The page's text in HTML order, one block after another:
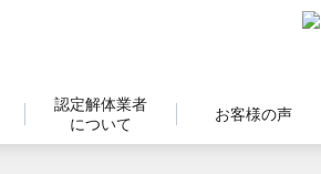
認定解体業者
について
お客様の声